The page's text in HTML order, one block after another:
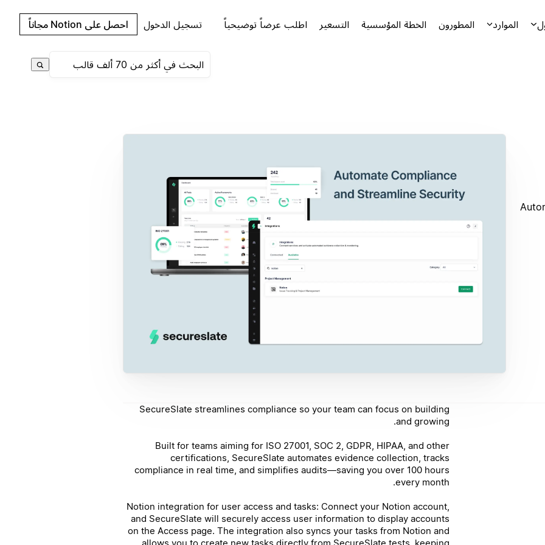
الموارد المطورون الخطة المؤسسية التسعير اطلب عرضاً توضيحياً تسجيل الدخول احصل على Notion مجاناً
SecureSlate streamlines compliance so your team can focus on building
and growing.
Built for teams aiming for ISO 27001, SOC 2, GDPR, HIPAA, and other
certifications, SecureSlate automates evidence collection, tracks
compliance in real time, and simplifies audits—saving you over 100 hours
every month.
Notion integration for user access and tasks: Connect your Notion account,
and SecureSlate will securely access user information to display accounts
on the Access page. The integration also syncs your tasks from Notion and